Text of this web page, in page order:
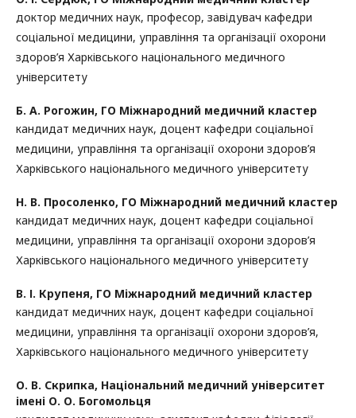
доктор медичних наук, професор, завідувач кафедри
соціальної медицини, управління та організації охорони
здоров’я Харківського національного медичного
університету
Б. А. Рогожин, ГО Міжнародний медичний кластер
кандидат медичних наук, доцент кафедри соціальної
медицини, управління та організації охорони здоров’я
Харківського національного медичного університету
Н. В. Просоленко, ГО Міжнародний медичний кластер
кандидат медичних наук, доцент кафедри соціальної
медицини, управління та організації охорони здоров’я
Харківського національного медичного університету
В. І. Крупеня, ГО Міжнародний медичний кластер
кандидат медичних наук, доцент кафедри соціальної
медицини, управління та організації охорони здоров’я,
Харківського національного медичного університету
О. В. Скрипка, Національний медичний університет
імені О. О. Богомольця